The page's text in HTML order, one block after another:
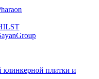
клинкерной плитки и